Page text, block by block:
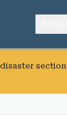
disaster section